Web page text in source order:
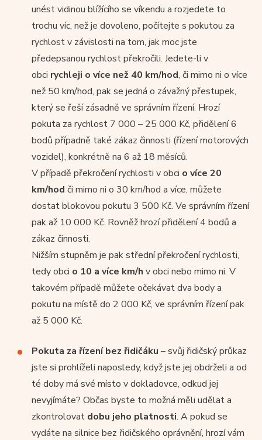
unést vidinou blížícího se víkendu a rozjedete to
trochu víc, než je dovoleno, počítejte s pokutou za
rychlost v závislosti na tom, jak moc jste
předepsanou rychlost překročili. Jedete-li v
obci rychleji o více než 40 km/hod, či mimo ni o více
než 50 km/hod, pak se jedná o závažný přestupek,
který se řeší zásadně ve správním řízení. Hrozí
pokuta za rychlost 7 000 – 25 000 Kč, přidělení 6
bodů případně také zákaz činnosti (řízení motorových
vozidel), konkrétně na 6 až 18 měsíců.
V případě překročení rychlosti v obci o více 20
km/hod či mimo ni o 30 km/hod a více, můžete
dostat blokovou pokutu 3 500 Kč. Ve správním řízení
pak až 10 000 Kč. Rovněž hrozí přidělení 4 bodů a
zákaz činnosti.
Nižším stupněm je pak střední překročení rychlosti,
tedy obci o 10 a více km/h v obci nebo mimo ni. V
takovém případě můžete očekávat dva body a
pokutu na místě do 2 000 Kč, ve správním řízení pak
až 5 000 Kč.
Pokuta za řízení bez řidičáku – svůj řidičský průkaz
jste si prohlíželi naposledy, když jste jej obdrželi a od
té doby má své místo v dokladovce, odkud jej
nevyjímáte? Občas byste to možná měli udělat a
zkontrolovat dobu jeho platnosti. A pokud se
vydáte na silnice bez řidičského oprávnění, hrozí vám